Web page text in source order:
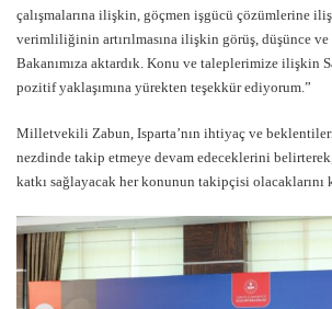
çalışmalarına ilişkin, göçmen işgücü çözümlerine
verimliliğinin artırılmasına ilişkin görüş, düşünce
Bakanımıza aktardık. Konu ve taleplerimize ilişkin
pozitif yaklaşımına yürekten teşekkür ediyorum.”
Milletvekili Zabun, Isparta’nın ihtiyaç ve
nezdinde takip etmeye devam edeceklerini
katkı sağlayacak her konunun takipçisi olacaklarını